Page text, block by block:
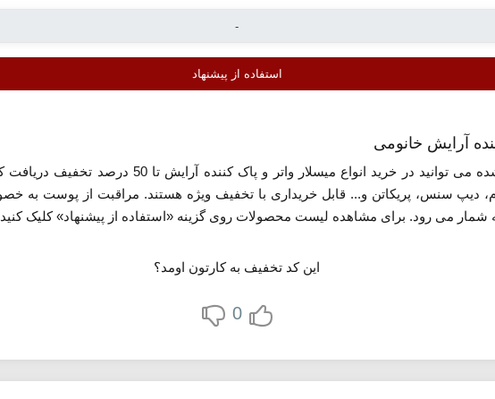
استفاده از پیشنهاد
آرایش خانومی
با استفاده از تخفیف خانومی معرفی شده می توانید در
دیپ سنس، پریکاتن و... قابل خریداری با تخفیف ویژه هستند. مراقبت از پوست به
شمار می رود. برای مشاهده لیست محصولات روی گزینه «استفاده از پیشنهاد» کلیک
این کد تخفیف به کارتون اومد؟
0